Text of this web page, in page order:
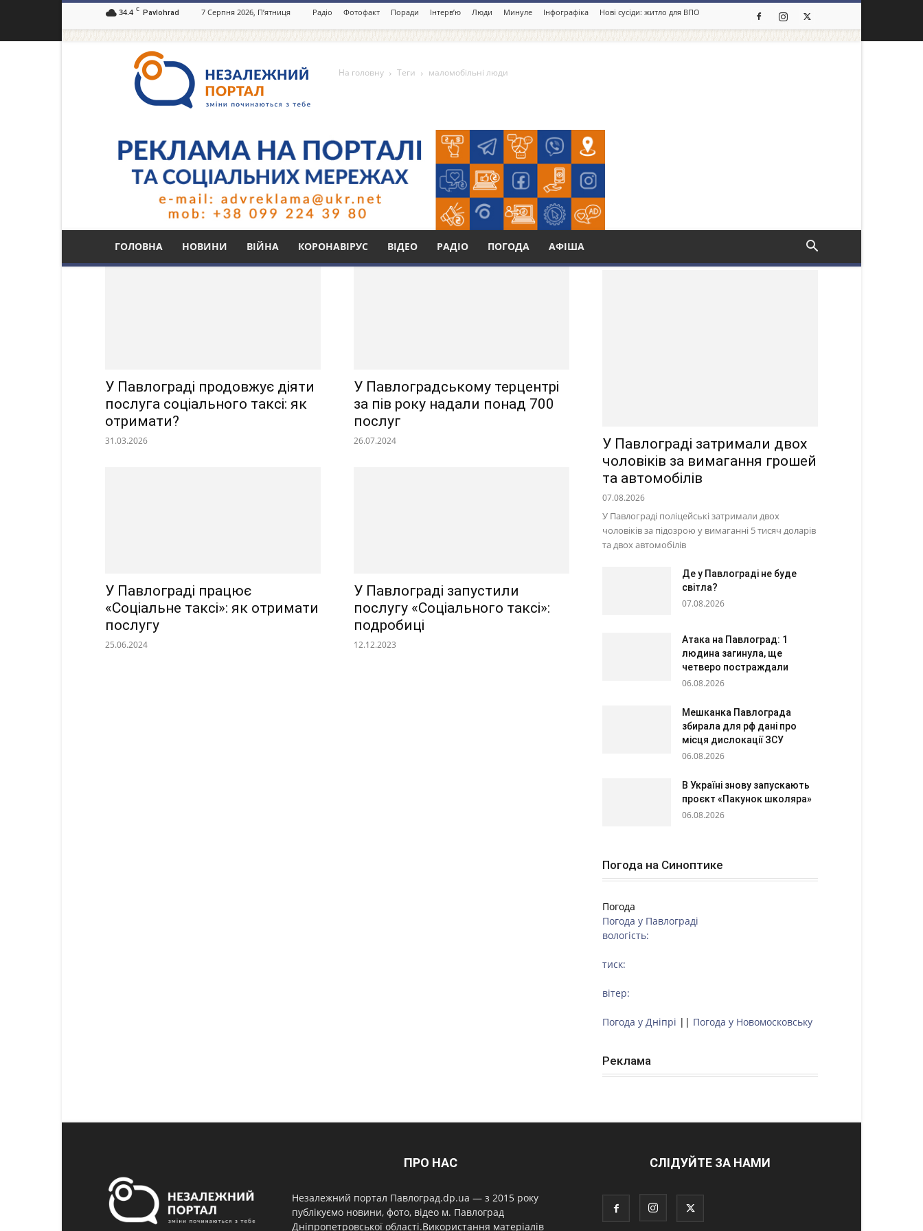
34.4 C Pavlohrad 7 Серпня 2026, П’ятниця Радіо Фотофакт Поради Інтерв’ю Люди Минуле Інфографіка Нові сусіди: житло для ВПО
портал
Павлоград.dp.ua
ГОЛОВНА НОВИНИ ВІЙНА КОРОНАВІРУС ВІДЕО РАДІО ПОГОДА АФІША
На головну Теги маломобільні люди
Тег: маломобільні люди
У Павлограді продовжує діяти
послуга соціального таксі: як
отримати?
31.03.2026
У Павлоградському терцентрі
за пів року надали понад 700
послуг
26.07.2024
У Павлограді працює
«Соціальне таксі»: як отримати
послугу
25.06.2024
У Павлограді запустили
послугу «Соціального таксі»:
подробиці
12.12.2023
У Павлограді затримали двох
чоловіків за вимагання грошей
та автомобілів
07.08.2026
У Павлограді поліцейські затримали двох
чоловіків за підозрою у вимаганні 5 тисяч доларів
та двох автомобілів
Де у Павлограді не буде
світла?
07.08.2026
Атака на Павлоград: 1
людина загинула, ще
четверо постраждали
06.08.2026
Мешканка Павлограда
збирала для рф дані про
місця дислокації ЗСУ
06.08.2026
В Україні знову запускають
проєкт «Пакунок школяра»
06.08.2026
Погода на Синоптике
Погода
Погода у Павлограді
вологість:
тиск:
вітер:
Погода у Дніпрі || Погода у Новомосковську
Реклама
ПРО НАС
Незалежний портал Павлоград.dp.ua — з 2015 року
публікуємо новини, фото, відео м. Павлоград
Дніпропетровської області.Використання матеріалів
СЛІДУЙТЕ ЗА НАМИ